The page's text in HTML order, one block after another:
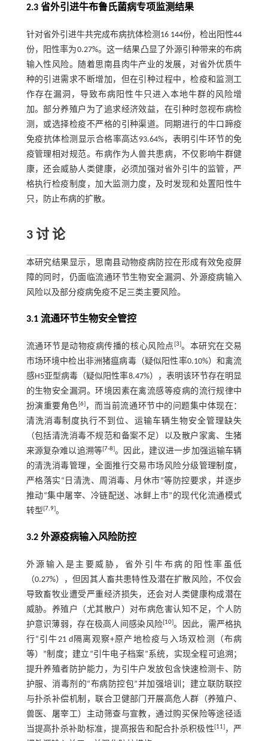
2.3 省外引进牛布鲁氏菌病专项监测结果
针对省外引进牛共完成布病抗体检测16 144份，检出阳性44
份，阳性率为0.27%。这一结果凸显了外源引种带来的布病
输入性风险。随着思南县肉牛产业的发展，对省外优质牛
种的引进需求不断增加，但在引种过程中，检疫和监测工
作存在漏洞，导致布病阳性牛只进入本地牛群的风险增
加。部分养殖户为了追求经济效益，在引种时忽视布病检
测，或选择检疫不严格的引种渠道。同期进行的牛口蹄疫
免疫抗体检测显示合格率高达93.64%，表明引牛环节的免
疫管理相对规范。布病作为人兽共患病，不仅影响牛群健
康，还会威胁人类健康，必须加强对省外引牛的监管，严
格执行检疫制度，加大监测力度，及时发现和处置阳性牛
只，防止布病的扩散。
3 讨 论
本研究结果显示，思南县动物疫病防控在形成有效免疫屏
障的同时，仍面临流通环节生物安全漏洞、外源疫病输入
风险以及部分疫病免疫不足三类主要风险。
3.1 流通环节生物安全管控
流通环节是动物疫病传播的核心风险点 [3]。本研究在交易
市场环境中检出非洲猪瘟病毒（疑似阳性率0.10%）和禽流
感H5亚型病毒（疑似阳性率8.47%），表明该环节存在明显
的生物安全漏洞。环境因素在禽流感等疫病的流行规律中
扮演重要角色[6]，而当前流通环节中的问题集中体现在：
清洗消毒制度执行不到位、运输车辆生物安全管理缺失
（包括清洗消毒不规范和备案不足）以及散户家禽、生猪
来源复杂难以追溯等[7-8]。因此，建议进一步加强运输车辆
的清洗消毒管理，全面推行交易市场风险分级管理制度，
严格落实“日清洗、周消毒、月休市”等防控要求，并逐步
推动“集中屠宰、冷链配送、冰鲜上市”的现代化流通模式
转型[7,9]。
3.2 外源疫病输入风险防控
外源输入是主要威胁，省外引牛布病的阳性率虽低
（0.27%），但因其人畜共患特性及潜在扩散风险，不仅会
导致畜牧业遭受严重经济损失，还会对人类健康构成潜在
威胁。养殖户（尤其散户）对布病危害认知不足，个人防
护意识薄弱，存在极高人间感染风险[10]。因此，需严格执
行“引牛21 d隔离观察+原产地检疫与入场双检测（布病
等）”制度；建立“引牛电子档案”系统，实现全程可追溯；
提升养殖者防护能力，为引牛户发放包含快速检测卡、防
护服、消毒剂的“布病防控包”并加强培训；建立联防联控
与扑杀补偿机制，联合卫健部门开展高危人群（养殖户、
兽医、屠宰工）主动筛查与宣教，通过购买保险等途径适
当提高扑杀补助标准，提高报告和配合扑杀积极性[11]，严